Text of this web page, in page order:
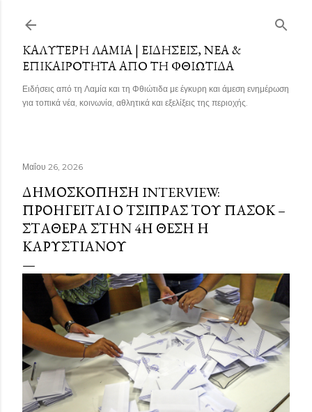
ΚΑΛΎΤΕΡΗ ΛΑΜΊΑ | ΕΙΔΉΣΕΙΣ, ΝΈΑ &
ΕΠΙΚΑΙΡΌΤΗΤΑ ΑΠΌ ΤΗ ΦΘΙΏΤΙΔΑ
Ειδήσεις από τη Λαμία και τη Φθιώτιδα με έγκυρη και άμεση ενημέρωση
για τοπικά νέα, κοινωνία, αθλητικά και εξελίξεις της περιοχής.
Μαΐου 26, 2026
ΔΗΜΟΣΚΌΠΗΣΗ INTERVIEW:
ΠΡΟΗΓΕΊΤΑΙ Ο ΤΣΊΠΡΑΣ ΤΟΥ ΠΑΣΟΚ –
ΣΤΑΘΕΡΆ ΣΤΗΝ 4Η ΘΈΣΗ Η
ΚΑΡΥΣΤΙΑΝΟΎ